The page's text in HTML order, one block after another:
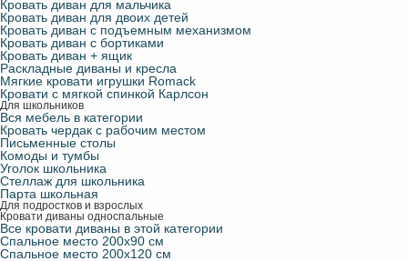
Кровать диван для мальчика
Кровать диван для двоих детей
Кровать диван с подъемным механизмом
Кровать диван с бортиками
Кровать диван + ящик
Раскладные диваны и кресла
Мягкие кровати игрушки Romack
Кровати с мягкой спинкой Карлсон
Для школьников
Вся мебель в категории
Кровать чердак с рабочим местом
Письменные столы
Комоды и тумбы
Уголок школьника
Стеллаж для школьника
Парта школьная
Для подростков и взрослых
Кровати диваны односпальные
Все кровати диваны в этой категории
Спальное место 200х90 см
Спальное место 200х120 см